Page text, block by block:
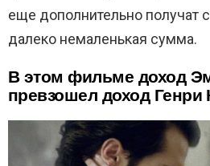
еще дополнительно получат
далеко немаленькая сумма.
В этом фильме доход
превзошел доход Генри